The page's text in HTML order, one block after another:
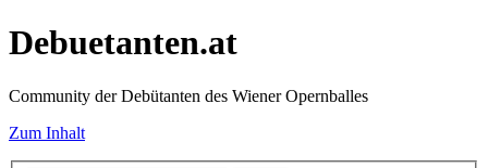
Debuetanten.at
Community der Debütanten des Wiener Opernballes
Zum Inhalt